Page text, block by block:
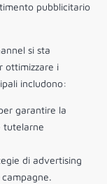
pubblicitario
si sta
ottimizzare i
includono:
garantire la
tutelarne
di advertising